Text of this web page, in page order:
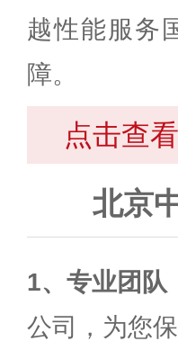
越性能服务
障。
点击查
北京
1、专业团队
公司，为您保